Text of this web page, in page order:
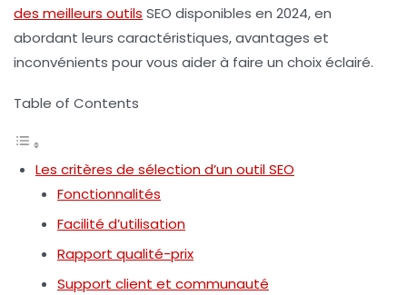
des meilleurs outils SEO disponibles en 2024, en
abordant leurs caractéristiques, avantages et
inconvénients pour vous aider à faire un choix éclairé.
Table of Contents
Les critères de sélection d’un outil SEO
Fonctionnalités
Facilité d’utilisation
Rapport qualité-prix
Support client et communauté